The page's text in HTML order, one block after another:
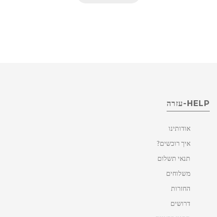
HELP-עזרה
אודותינו
איך רוכשים?
תנאי תשלום
משלוחים
החזרות
דרושים